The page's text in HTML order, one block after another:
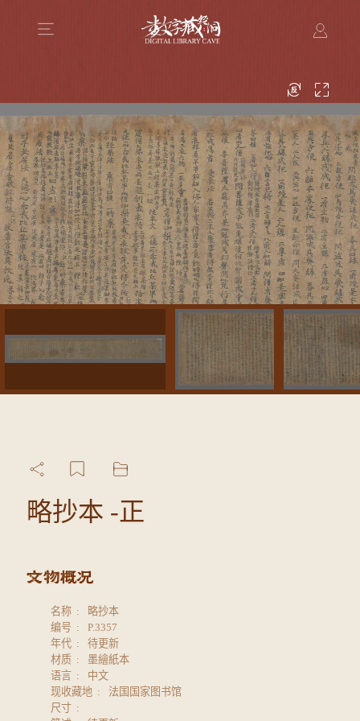
略抄本 -正
名称
略抄本
编号
P.3357
年代
待更新
材质
墨繪紙本
语言
中文
现收藏地
法国国家图书馆
尺寸